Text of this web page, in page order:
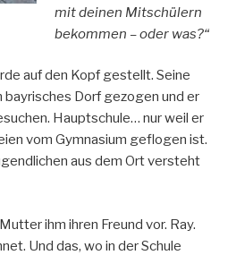
mit deinen Mitschülern
bekommen – oder was?“
auf den Kopf gestellt. Seine
bayrisches Dorf gezogen und er
Hauptschule… nur weil er
vom Gymnasium geflogen ist.
aus dem Ort versteht
ihm ihren Freund vor. Ray.
Und das, wo in der Schule